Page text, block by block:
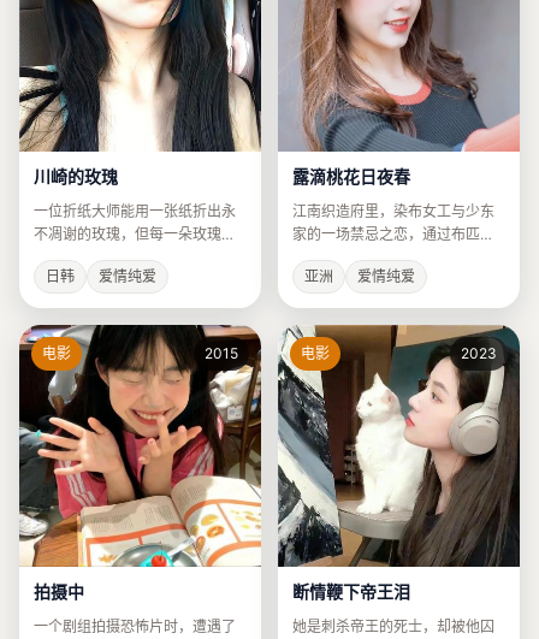
川崎的玫瑰
一位折纸大师能用一张纸折出永
不凋谢的玫瑰，但每一朵玫瑰都
会让他在时间线中消失一点。
日韩
爱情纯爱
露滴桃花日夜春
江南织造府里，染布女工与少东
家的一场禁忌之恋，通过布匹颜
色的变化来叙事。
亚洲
爱情纯爱
电影 2015
拍摄中
一个剧组拍摄恐怖片时，遭遇了
电影 2023
断情鞭下帝王泪
她是刺杀帝王的死士，却被他囚